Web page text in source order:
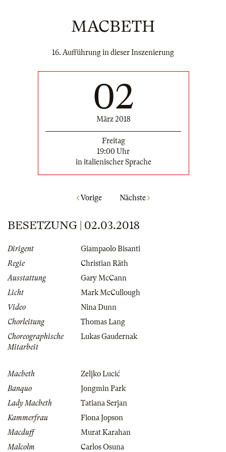
MACBETH
16. Aufführung in dieser Inszenierung
02
März 2018
Freitag
19:00 Uhr
in italienischer Sprache
Vorige Nächste
BESETZUNG | 02.03.2018
Dirigent
Giampaolo Bisanti
Regie
Christian Räth
Ausstattung
Gary McCann
Licht
Mark McCullough
Video
Nina Dunn
Chorleitung
Thomas Lang
Choreographische
Mitarbeit
Lukas Gaudernak
Macbeth
Zeljko Lucić
Banquo
Jongmin Park
Lady Macbeth
Tatiana Serjan
Kammerfrau
Fiona Jopson
Macduff
Murat Karahan
Malcolm
Carlos Osuna